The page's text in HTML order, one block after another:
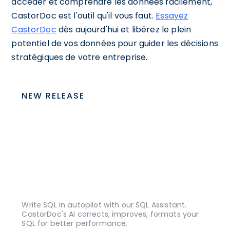
CastorDoc est l'outil qu'il vous faut. Essayez
CastorDoc dès aujourd'hui et libérez le plein
potentiel de vos données pour guider les décisions
stratégiques de votre entreprise.
NEW RELEASE
Write SQL in autopilot with our SQL Assistant.
CastorDoc's AI corrects, improves, formats your
SQL for better performance.